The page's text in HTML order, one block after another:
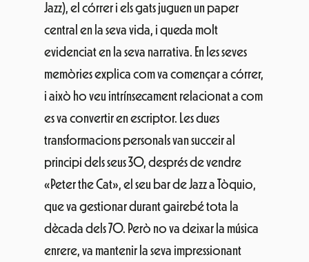
Jazz), el córrer i els gats juguen un paper
central en la seva vida, i queda molt
evidenciat en la seva narrativa. En les seves
memòries explica com va començar a córrer,
i això ho veu intrínsecament relacionat a com
es va convertir en escriptor. Les dues
transformacions personals van succeir al
principi dels seus 30, després de vendre
«Peter the Cat», el seu bar de Jazz a Tòquio,
que va gestionar durant gairebé tota la
dècada dels 70. Però no va deixar la música
enrere, va mantenir la seva impressionant